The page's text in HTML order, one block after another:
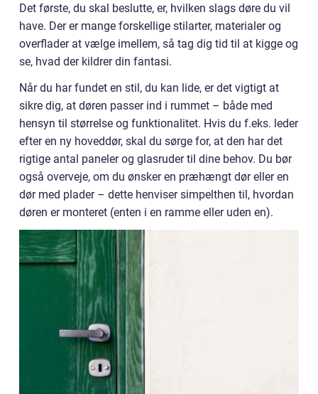
Det første, du skal beslutte, er, hvilken slags døre du vil
have. Der er mange forskellige stilarter, materialer og
overflader at vælge imellem, så tag dig tid til at kigge og
se, hvad der kildrer din fantasi.
Når du har fundet en stil, du kan lide, er det vigtigt at
sikre dig, at døren passer ind i rummet – både med
hensyn til størrelse og funktionalitet. Hvis du f.eks. leder
efter en ny hoveddør, skal du sørge for, at den har det
rigtige antal paneler og glasruder til dine behov. Du bør
også overveje, om du ønsker en præhængt dør eller en
dør med plader – dette henviser simpelthen til, hvordan
døren er monteret (enten i en ramme eller uden en).